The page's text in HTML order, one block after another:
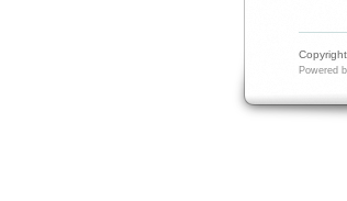
Powered